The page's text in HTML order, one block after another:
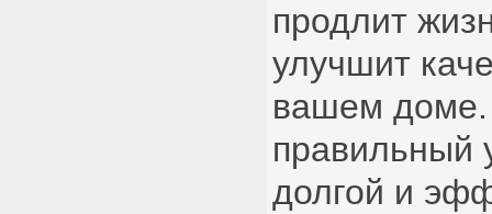
продлит
улучшит
вашем
правильный
долгой и